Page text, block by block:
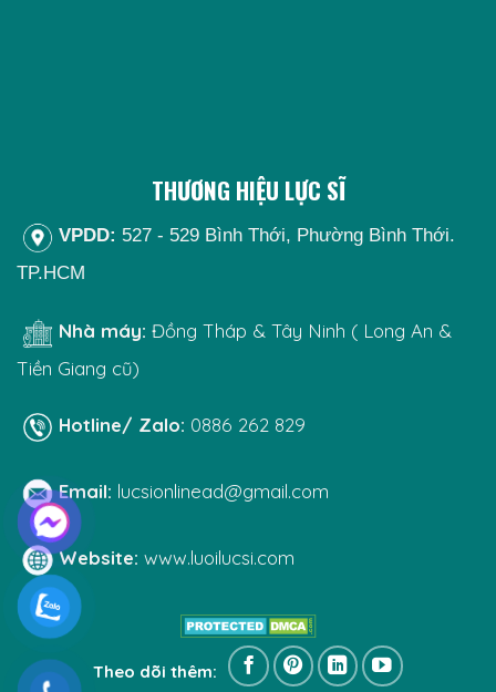
THƯƠNG HIỆU LỰC SĨ
VPDD: 527 - 529 Bình Thới, Phường Bình Thới.
TP.HCM
Nhà máy: Đồng Tháp & Tây Ninh ( Long An &
Tiền Giang cũ)
Hotline/ Zalo: 0886 262 829
Email: lucsionlinead@gmail.com
Website: www.luoilucsi.com
Theo dõi thêm: